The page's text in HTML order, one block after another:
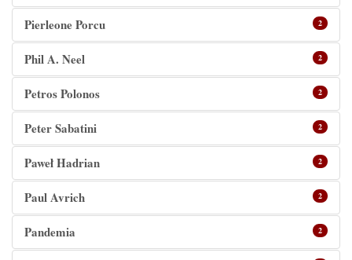
Pierleone Porcu 2
Phil A. Neel 2
Petros Polonos 2
Peter Sabatini 2
Paweł Hadrian 2
Paul Avrich 2
Pandemia 2